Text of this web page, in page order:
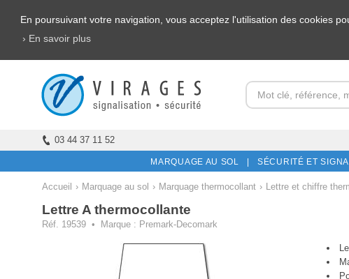
En poursuivant votre navigation, vous acceptez l'utilisation des cookies
› En savoir plus
03 44 37 11 52
MARQUAGE AU SOL | SÉCURITÉ ET
Accueil › Marquage au sol › Marquage thermocollant › Lettre et chiffre
Lettre A thermocollante
Réf. 19539 • Marque : Premark-Decomark